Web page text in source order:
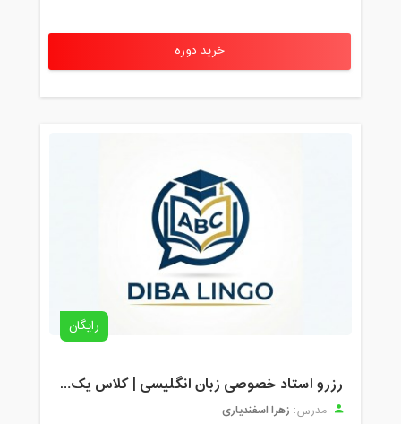
خرید دوره
رایگان
رزرو استاد خصوصی زبان انگلیسی | کلاس یک‌نفره با زهرا اسفندیاری + مشاوره رایگان
مدرس: زهرا اسفندیاری